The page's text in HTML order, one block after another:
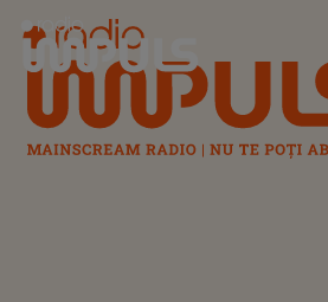
Radio Impuls